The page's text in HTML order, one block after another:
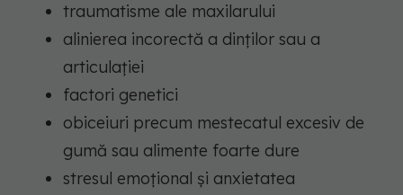
traumatisme ale maxilarului
alinierea incorectă a dinților sau a
articulației
factori genetici
obiceiuri precum mestecatul excesiv de
gumă sau alimente foarte dure
stresul emoțional și anxietatea